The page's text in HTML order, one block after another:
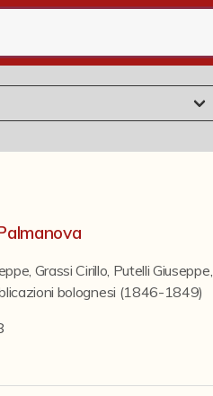
, Grassi Cirillo, Putelli Giuseppe,
bolognesi (1846-1849)